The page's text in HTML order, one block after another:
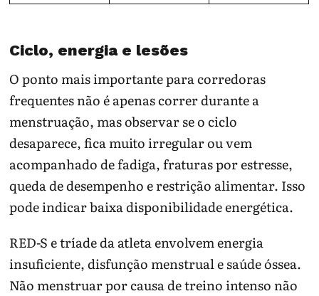
Ciclo, energia e lesões
O ponto mais importante para corredoras
frequentes não é apenas correr durante a
menstruação, mas observar se o ciclo
desaparece, fica muito irregular ou vem
acompanhado de fadiga, fraturas por estresse,
queda de desempenho e restrição alimentar. Isso
pode indicar baixa disponibilidade energética.
RED-S e tríade da atleta envolvem energia
insuficiente, disfunção menstrual e saúde óssea.
Não menstruar por causa de treino intenso não